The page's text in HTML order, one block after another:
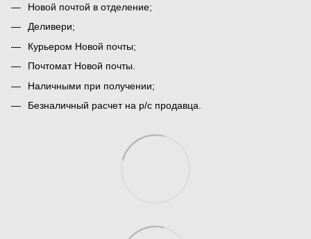
Новой почтой в отделение;
Деливери;
Курьером Новой почты;
Почтомат Новой почты.
Наличными при получении;
Безналичный расчет на р/с продавца.